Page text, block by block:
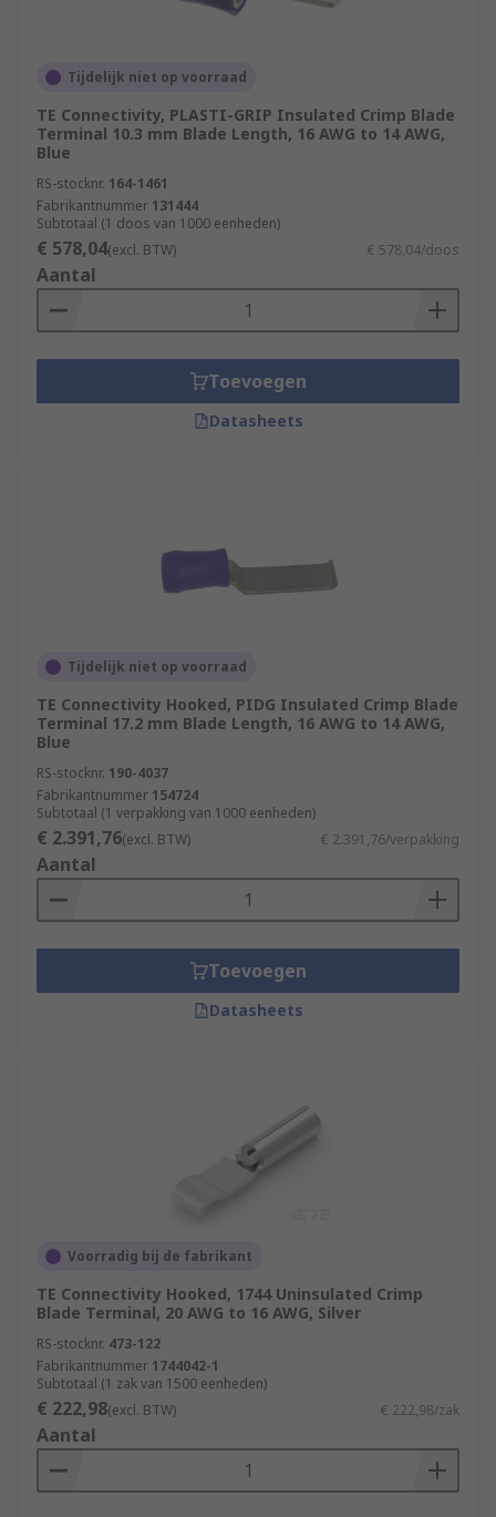
Tijdelijk niet op voorraad
TE Connectivity, PLASTI-GRIP Insulated Crimp Blade
Terminal 10.3 mm Blade Length, 16 AWG to 14 AWG,
Blue
RS-stocknr. 164-1461
Fabrikantnummer 131444
Subtotaal (1 doos van 1000 eenheden)
€ 578,04(excl. BTW) € 578,04/doos
Aantal
Toevoegen
Datasheets
Tijdelijk niet op voorraad
TE Connectivity Hooked, PIDG Insulated Crimp Blade
Terminal 17.2 mm Blade Length, 16 AWG to 14 AWG,
Blue
RS-stocknr. 190-4037
Fabrikantnummer 154724
Subtotaal (1 verpakking van 1000 eenheden)
€ 2.391,76(excl. BTW) € 2.391,76/verpakking
Aantal
Toevoegen
Datasheets
Voorradig bij de fabrikant
TE Connectivity Hooked, 1744 Uninsulated Crimp
Blade Terminal, 20 AWG to 16 AWG, Silver
RS-stocknr. 473-122
Fabrikantnummer 1744042-1
Subtotaal (1 zak van 1500 eenheden)
€ 222,98(excl. BTW) € 222,98/zak
Aantal